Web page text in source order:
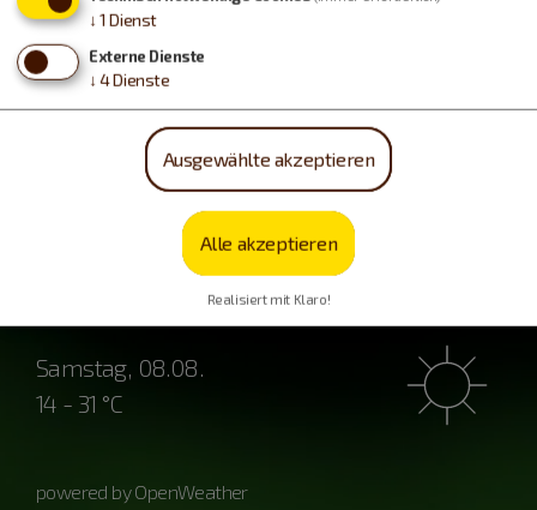
Wetter
Samstag, 08.08.
14 - 31 °C
powered by OpenWeather
↓ 1 Dienst
Externe Dienste
↓ 4Dienste
Ausgewählte akzeptieren
Alle akzeptieren
Realisiert mit Klaro!